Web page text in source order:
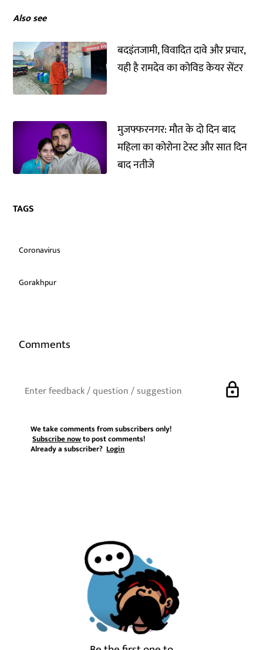
Also see
बदइंतजामी, विवादित दावे और प्रचार,
यही है रामदेव का कोविड केयर सेंटर
मुजफ्फरनगर: मौत के दो दिन बाद
महिला का कोरोना टेस्ट और सात दिन
बाद नतीजे
TAGS
Coronavirus
Gorakhpur
Comments
lock
We take comments from subscribers only!
Subscribe nowto post comments!
Already a subscriber?Login